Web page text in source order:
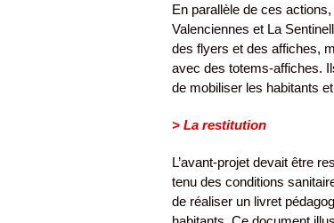
En parallèle de ces
Valenciennes et La
des flyers et des affiches,
avec des totems-affiches.
de mobiliser les habitants
> La restitution
L’avant-projet devait être
tenu des conditions
de réaliser un livret